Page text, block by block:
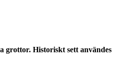
grottor. Historiskt sett användes